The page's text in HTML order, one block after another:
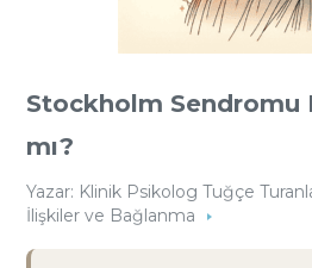
Stockholm Sendromu
mı?
Yazar: Klinik Psikolog Tuğçe
İlişkiler ve Bağlanma